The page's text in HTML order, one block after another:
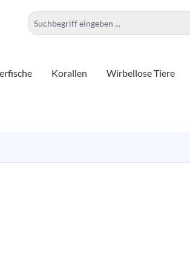
Korallen Wirbellose Tiere